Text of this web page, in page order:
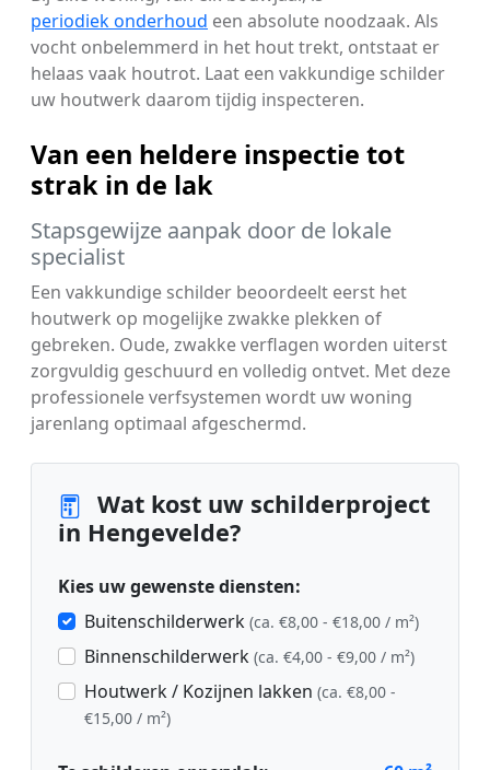
periodiek onderhoud een absolute noodzaak. Als
vocht onbelemmerd in het hout trekt, ontstaat er
helaas vaak houtrot. Laat een vakkundige schilder
uw houtwerk daarom tijdig inspecteren.
Van een heldere inspectie tot
strak in de lak
Stapsgewijze aanpak door de lokale
specialist
Een vakkundige schilder beoordeelt eerst het
houtwerk op mogelijke zwakke plekken of
gebreken. Oude, zwakke verflagen worden uiterst
zorgvuldig geschuurd en volledig ontvet. Met deze
professionele verfsystemen wordt uw woning
jarenlang optimaal afgeschermd.
Wat kost uw schilderproject
in Hengevelde?
Kies uw gewenste diensten:
Buitenschilderwerk (ca. €8,00 - €18,00 / m²)
Binnenschilderwerk (ca. €4,00 - €9,00 / m²)
Houtwerk / Kozijnen lakken (ca. €8,00 -
€15,00 / m²)